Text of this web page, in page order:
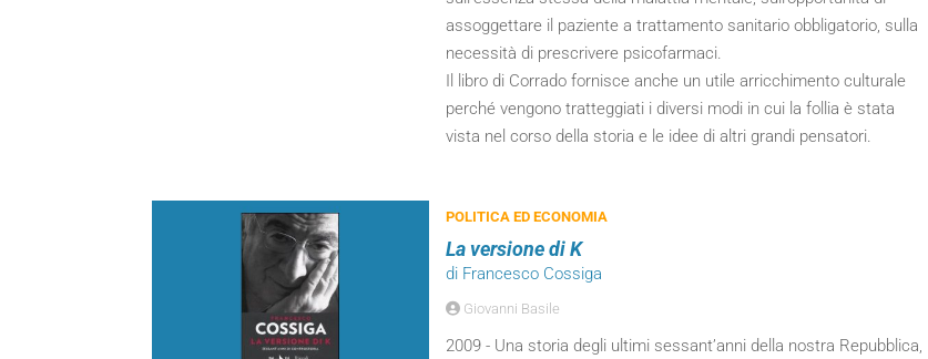
assoggettare il paziente a trattamento sanitario obbligatorio, sulla
necessità di prescrivere psicofarmaci.
Il libro di Corrado fornisce anche un utile arricchimento culturale
perché vengono tratteggiati i diversi modi in cui la follia è stata
vista nel corso della storia e le idee di altri grandi pensatori.
POLITICA ED ECONOMIA
La versione di K
di Francesco Cossiga
Giovanni Basile
2009 - Una storia degli ultimi sessant’anni della nostra Repubblica,